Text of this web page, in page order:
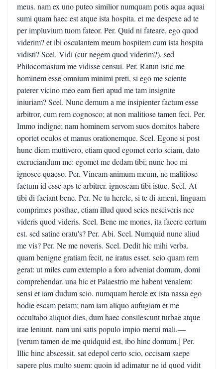
meus. nam ex uno puteo similior numquam potis aqua aquai
sumi quam haec est atque ista hospita. et me despexe ad te
per impluvium tuom fateor. Per. Quid ni fateare, ego quod
viderim? et ibi osculantem meum hospitem cum ista hospita
vidisti? Scel. Vidi (cur negem quod viderim?), sed
Philocomasium me vidisse censui. Per. Ratun istic me
hominem esse omnium minimi preti, si ego me sciente
paterer vicino meo eam fieri apud me tam insignite
iniuriam? Scel. Nunc demum a me insipienter factum esse
arbitror, cum rem cognosco; at non malitiose tamen feci. Per.
Immo indigne; nam hominem servom suos domitos habere
oportet oculos et manus orationemque. Scel. Egone si post
hunc diem muttivero, etiam quod egomet certo sciam, dato
excruciandum me: egomet me dedam tibi; nunc hoc mi
ignosce quaeso. Per. Vincam animum meum, ne malitiose
factum id esse aps te arbitrer. ignoscam tibi istuc. Scel. At
tibi di faciant bene. Per. Ne tu hercle, si te di ament, linguam
comprimes posthac, etiam illud quod scies nesciveris nec
videris quod videris. Scel. Bene me mones, ita facere certum
est. sed satine oratu's? Per. Abi. Scel. Numquid nunc aliud
me vis? Per. Ne me noveris. Scel. Dedit hic mihi verba.
quam benigne gratiam fecit, ne iratus esset. scio quam rem
gerat: ut miles cum extemplo a foro adveniat domum, domi
comprehendar. una hic et Palaestrio me habent venalem:
sensi et iam dudum scio. numquam hercle ex ista nassa ego
hodie escam petam; nam iam aliquo aufugiam et me
occultabo aliquot dies, dum haec consilescunt turbae atque
irae leniunt. nam uni satis populo impio merui mali.—
[verum tamen de me quidquid est, ibo hinc domum.] Per.
Illic hinc abscessit. sat edepol certo scio, occisam saepe
sapere plus multo suem: quoin id adimatur ne id quod vidit